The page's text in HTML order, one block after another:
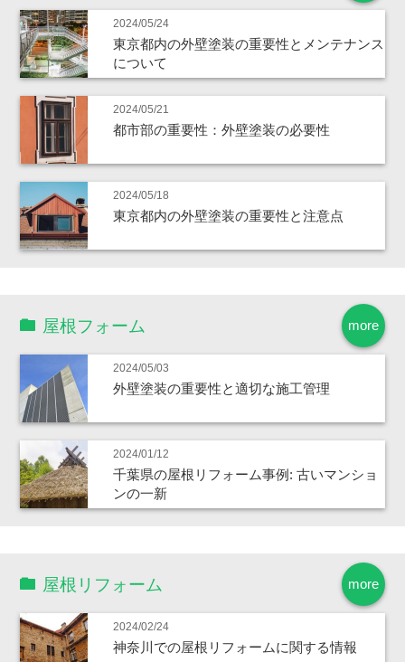
2024/05/24
東京都内の外壁塗装の重要性とメンテナンス
について
2024/05/21
都市部の重要性：外壁塗装の必要性
2024/05/18
東京都内の外壁塗装の重要性と注意点
more
屋根フォーム
2024/05/03
外壁塗装の重要性と適切な施工管理
2024/01/12
千葉県の屋根リフォーム事例: 古いマンショ
ンの一新
more
屋根リフォーム
2024/02/24
神奈川での屋根リフォームに関する情報